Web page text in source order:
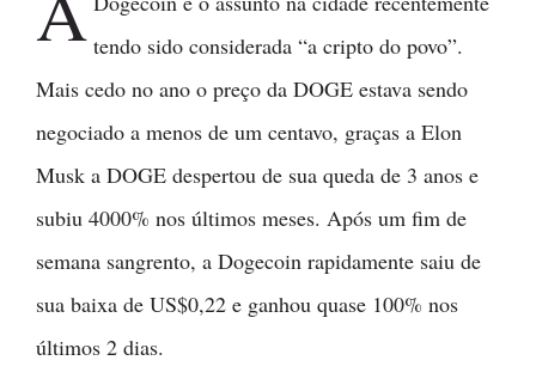
tendo sido considerada “a cripto do povo”.
Mais cedo no ano o preço da DOGE estava sendo
negociado a menos de um centavo, graças a Elon
Musk a DOGE despertou de sua queda de 3 anos e
subiu 4000% nos últimos meses. Após um fim de
semana sangrento, a Dogecoin rapidamente saiu de
sua baixa de US$0,22 e ganhou quase 100% nos
últimos 2 dias.